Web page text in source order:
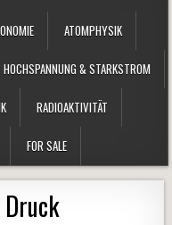
ATOMPHYSIK
HOCHSPANNUNG & STARKSTROM
RADIOAKTIVITÄT
FOR SALE